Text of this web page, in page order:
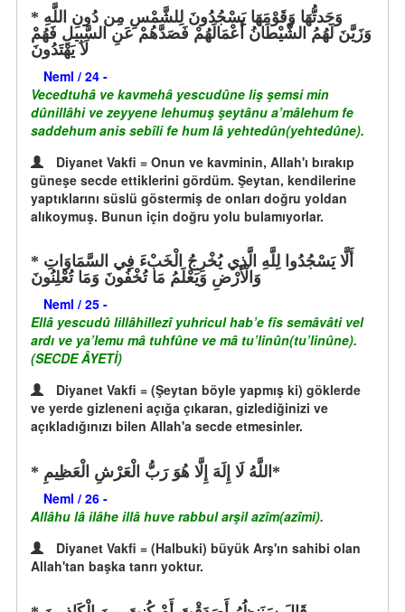
وَزَيَّنَ لَهُمُ الشَّيْطَانُ أَعْمَالَهُمْ فَصَدَّهُمْ عَنِ السَّبِيلِ فَهُمْ
لَا يَهْتَدُونَ
Neml / 24 -
Vecedtuhâ ve kavmehâ yescudûne liş şemsi min
dûnillâhi ve zeyyene lehumuş şeytânu a’mâlehum fe
saddehum anis sebîli fe hum lâ yehtedûn(yehtedûne).
Diyanet Vakfi = Onun ve kavminin, Allah'ı bırakıp
güneşe secde ettiklerini gördüm. Şeytan, kendilerine
yaptıklarını süslü göstermiş de onları doğru yoldan
alıkoymuş. Bunun için doğru yolu bulamıyorlar.
وَالْأَرْضِ وَيَعْلَمُ مَا تُخْفُونَ وَمَا تُعْلِنُونَ
Neml / 25 -
Ellâ yescudû lillâhillezî yuhricul hab’e fîs semâvâti vel
ardı ve ya’lemu mâ tuhfûne ve mâ tu’linûn(tu’linûne).
(SECDE ÂYETİ)
Diyanet Vakfi = (Şeytan böyle yapmış ki) göklerde
ve yerde gizleneni açığa çıkaran, gizlediğinizi ve
açıkladığınızı bilen Allah'a secde etmesinler.
اللَّهُ لَا إِلَهَ إِلَّا هُوَ رَبُّ الْعَرْشِ الْعَظِيمِ*
Neml / 26 -
Allâhu lâ ilâhe illâ huve rabbul arşil azîm(azîmi).
Diyanet Vakfi = (Halbuki) büyük Arş'ın sahibi olan
Allah'tan başka tanrı yoktur.